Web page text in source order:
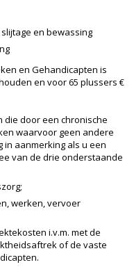
en bewassing
en Gehandicapten is
en voor 65 plussers €
die door een chronische
waarvoor geen andere
in aanmerking als u een
van de drie onderstaande
werken, vervoer
i.v.m. met de
of de vaste